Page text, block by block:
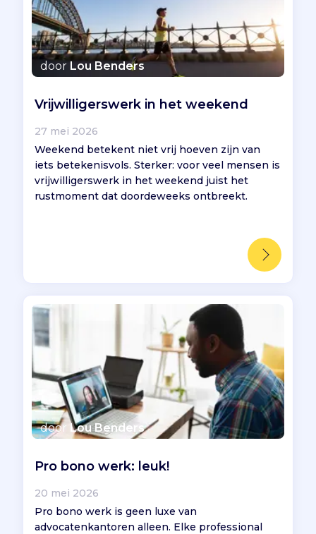
Vind jouw project
door Lou Benders
Vrijwilligerswerk in het weekend
27 mei 2026
Weekend betekent niet vrij hoeven zijn van
iets betekenisvols. Sterker: voor veel mensen is
vrijwilligerswerk in het weekend juist het
rustmoment dat doordeweeks ontbreekt.
door Lou Benders
Pro bono werk: leuk!
20 mei 2026
Pro bono werk is geen luxe van
advocatenkantoren alleen. Elke professional